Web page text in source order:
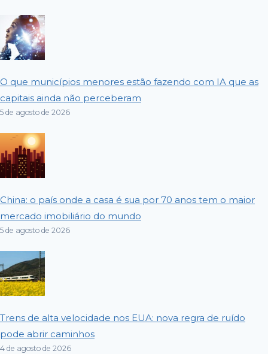
O que municípios menores estão fazendo com IA que as
capitais ainda não perceberam
5 de agosto de 2026
China: o país onde a casa é sua por 70 anos tem o maior
mercado imobiliário do mundo
5 de agosto de 2026
Trens de alta velocidade nos EUA: nova regra de ruído
pode abrir caminhos
4 de agosto de 2026